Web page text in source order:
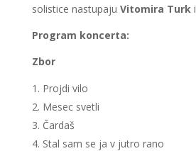
solistice nastupaju Vitomira Turki
Program koncerta:
Zbor
Projdi vilo
Mesec svetli
Čardaš
Stal sam se ja v jutro rano